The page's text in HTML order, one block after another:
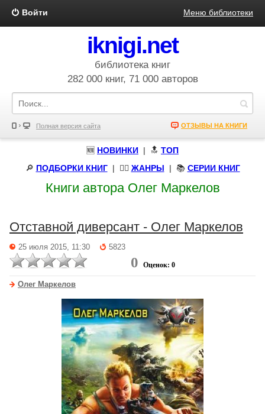
Войти Меню библиотеки
iknigi.net
библиотека книг
282 000 книг, 71 000 авторов
Полная версия сайта ОТЗЫВЫ НА КНИГИ
🆕 НОВИНКИ | 🔝 ТОП
🔎 ПОДБОРКИ КНИГ| 🧝‍♀️ ЖАНРЫ | 📚 СЕРИИ КНИГ
Книги автора Олег Маркелов
Отставной диверсант - Олег Маркелов
25 июля 2015, 11:30 5823
0 Оценок: 0
Олег Маркелов